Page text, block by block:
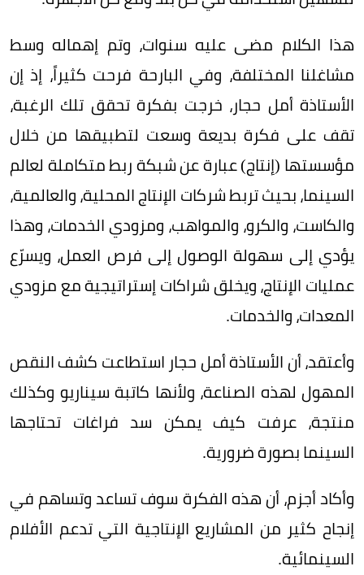
هذا الكلام مضى عليه سنوات، وتم إهماله وسط
مشاغلنا المختلفة، وفي البارحة فرحت كثيراً، إذ إن
الأستاذة أمل حجار، خرجت بفكرة تحقق تلك الرغبة،
تقف على فكرة بديعة وسعت لتطبيقها من خلال
مؤسستها (إنتاج) عبارة عن شبكة ربط متكاملة لعالم
السينما، بحيث تربط شركات الإنتاج المحلية، والعالمية،
والكاست، والكرو، والمواهب، ومزودي الخدمات، وهذا
يؤدي إلى سهولة الوصول إلى فرص العمل، ويسرّع
عمليات الإنتاج، ويخلق شراكات إستراتيجية مع مزودي
المعدات، والخدمات.
وأعتقد، أن الأستاذة أمل حجار استطاعت كشف النقص
المهول لهذه الصناعة، ولأنها كاتبة سيناريو وكذلك
منتجة، عرفت كيف يمكن سد فراغات تحتاجها
السينما بصورة ضرورية.
وأكاد أجزم، أن هذه الفكرة سوف تساعد وتساهم في
إنجاح كثير من المشاريع الإنتاجية التي تدعم الأفلام
السينمائية.